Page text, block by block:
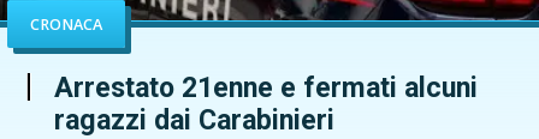
CRONACA
Arrestato 21enne e fermati alcuni
ragazzi dai Carabinieri